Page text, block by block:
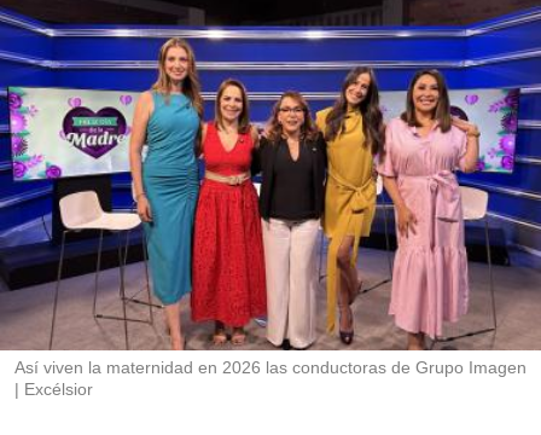
o
n
e
s
d
e
o
m
p
a
r
t
a
r
Así viven la maternidad en 2026 las conductoras de Grupo Imagen
Excélsior